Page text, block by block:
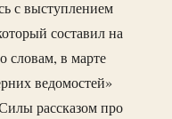
с выступлением
составил на
словам, в марте
ведомостей»
рассказом про